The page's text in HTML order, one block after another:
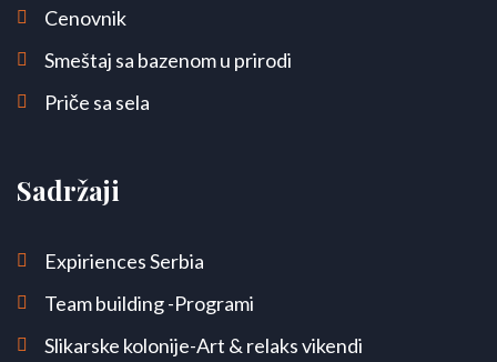
Cenovnik
Smeštaj sa bazenom u prirodi
Priče sa sela
Sadržaji
Expiriences Serbia
Team building -Programi
Slikarske kolonije-Art & relaks vikendi